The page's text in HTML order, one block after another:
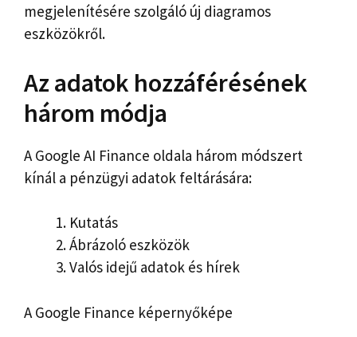
megjelenítésére szolgáló új diagramos
eszközökről.
Az adatok hozzáférésének
három módja
A Google AI Finance oldala három módszert
kínál a pénzügyi adatok feltárására:
Kutatás
Ábrázoló eszközök
Valós idejű adatok és hírek
A Google Finance képernyőképe